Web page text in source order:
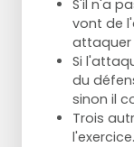
le
dribbleur
S'il n'a
vont de
attaquer
Si
du
sinon il
Trois
l'exercice.